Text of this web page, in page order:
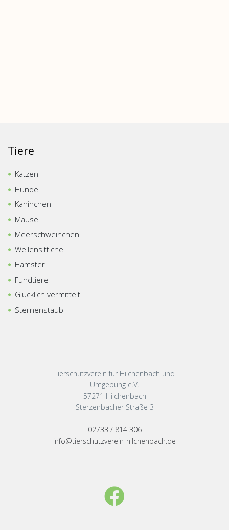
Tiere
Katzen
Hunde
Kaninchen
Mäuse
Meerschweinchen
Wellensittiche
Hamster
Fundtiere
Glücklich vermittelt
Sternenstaub
Tierschutzverein für Hilchenbach und
Umgebung e.V.
57271 Hilchenbach
Sterzenbacher Straße 3
02733 / 814 306
info@tierschutzverein-hilchenbach.de